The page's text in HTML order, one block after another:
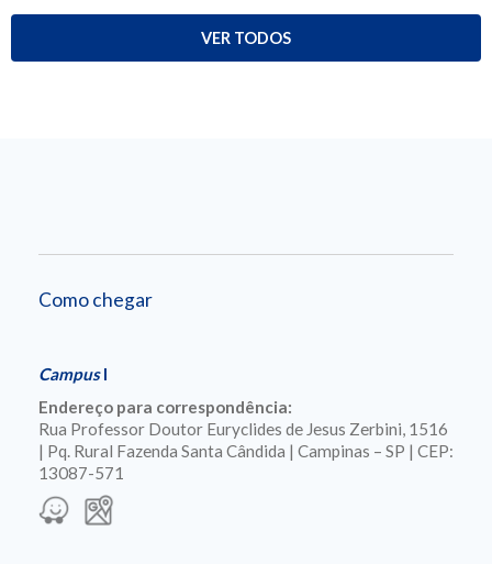
VER TODOS
Como chegar
CampusI
Endereço para correspondência:
Rua Professor Doutor Euryclides de Jesus Zerbini, 1516
| Pq. Rural Fazenda Santa Cândida | Campinas – SP | CEP:
13087-571